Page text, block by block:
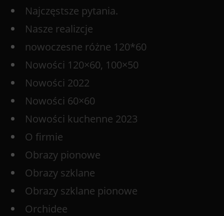
Najczęstsze pytania.
Nasze realizcje
nowoczesne różne 120*60
Nowości 120×60, 100×50
Nowości 2022
Nowości 60×60
Nowości kuchenne 2023
O firmie
Obrazy pionowe
Obrazy szklane
Obrazy szklane pionowe
Orchidee